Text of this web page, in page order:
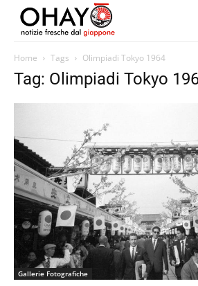
Home Tags Olimpiadi Tokyo 1964
Tag: Olimpiadi Tokyo
Gallerie Fotografiche